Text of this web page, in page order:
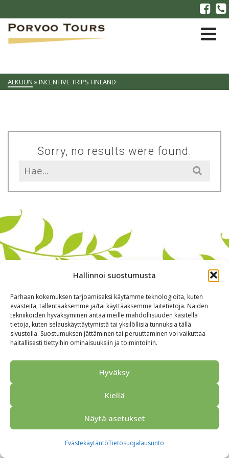
Hallinnoi suostumusta
Parhaan kokemuksen tarjoamiseksi käytämme teknologioita, kuten
evästeitä, tallentaaksemme ja/tai käyttääksemme laitetietoja. Näiden
tekniikoiden hyväksyminen antaa meille mahdollisuuden käsitellä
tietoja, kuten selauskäyttäytymistä tai yksilöllisiä tunnuksia tällä
sivustolla. Suostumuksen jättäminen tai peruuttaminen voi vaikuttaa
haitallisesti tiettyihin ominaisuuksiin ja toimintoihin.
Hyväksy
Kiellä
Näytä asetukset
EvästekäytäntöTietosuojalausunto
ALKUUN »INCENTIVE TRIPS FINLAND
Sorry, no results were found.
Search
for:
Alkuun Ryhmille Kokous & Ohjelmat
Yhteistyökumppanit
Tarjouspyyntö
Anna palautetta
Tietosuojaseloste
© 2026 Porvoo Tours - matkanjärjestäjä / FPW